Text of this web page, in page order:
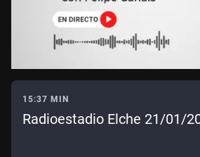
15:37 MIN
Radioestadio Elche 21/01/